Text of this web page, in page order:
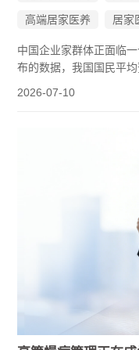
高端居家医养 居家
中国企业家群体正面临
布的数据，我国国民平
家族健康，从来不只是
着？用药混乱谁来管？
踪？这些问题看似琐碎
国康家族健康（深圳市
年，是国内较早进入健
十年发展，国康家族健
万人次，服务的上市公
度拆解一套家族健康管
2026-07-10